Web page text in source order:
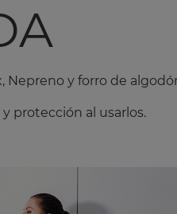
Nepreno y forro de
protección al usarlos.